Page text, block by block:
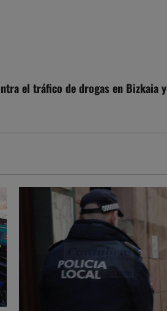
el tráfico de drogas en Bizkaia y